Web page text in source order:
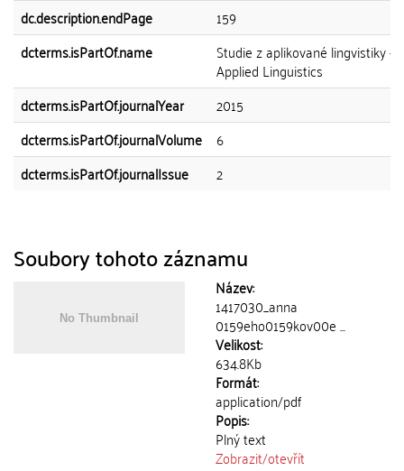
dc.description.endPage
159
dcterms.isPartOf.name
Studie z aplikované lingvistiky -
Applied Linguistics
dcterms.isPartOf.journalYear
2015
dcterms.isPartOf.journalVolume
6
dcterms.isPartOf.journalIssue
2
Soubory tohoto záznamu
Název:
1417030_anna
0159eho0159kov00e ...
Velikost:
634.8Kb
Formát:
application/pdf
Popis:
Plný text
Zobrazit/otevřít